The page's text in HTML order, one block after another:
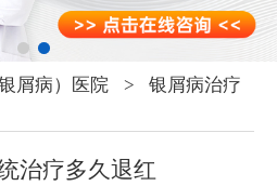
屑病）医院 >
银屑病治疗
治疗多久退红